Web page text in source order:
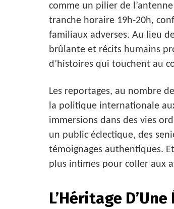
comme un pilier de
tranche horaire 19h-20h,
familiaux adverses. Au lieu
brûlante et récits humains
d’histoires qui touchent au
Les reportages, au nombre
la politique internationale
immersions dans des vies
un public éclectique, des
témoignages authentiques.
plus intimes pour coller aux
L’Héritage